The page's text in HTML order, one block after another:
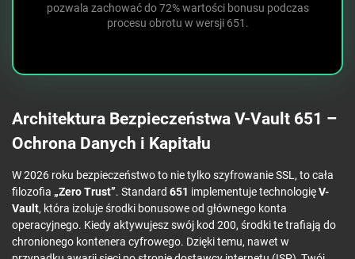
pozwala zachować do 72% wartości bonusu podczas
procesu obrotu w wersji 651.
Architektura Bezpieczeństwa V-Vault 651 –
Ochrona Danych i Kapitału
W 2026 roku bezpieczeństwo to nie tylko szyfrowanie SSL, to cała
filozofia „Zero Trust”. Standard 651 implementuje technologięV-
Vault, która izoluje środki bonusowe od głównego konta
operacyjnego. Kiedy aktywujesz swój kod 200, środki te trafiają do
chronionego kontenera cyfrowego. Dzięki temu, nawet w